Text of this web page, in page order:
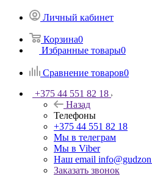
Личный кабинет
Корзина0
Избранные товары0
Сравнение товаров0
+375 44 551 82 18
Назад
Телефоны
+375 44 551 82 18
Мы в телеграм
Мы в Viber
Наш email
Заказать звонок